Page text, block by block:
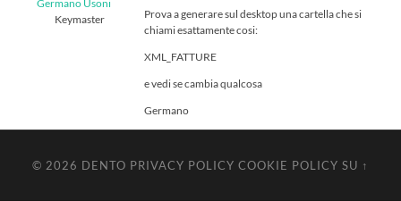
Germano Usoni
Keymaster
Prova a generare sul desktop una cartella che si
chiami esattamente cosi:
XML_FATTURE
e vedi se cambia qualcosa
Germano
© 2026 DENTO PRIVACY POLICY COOKIE POLICY SU ↑